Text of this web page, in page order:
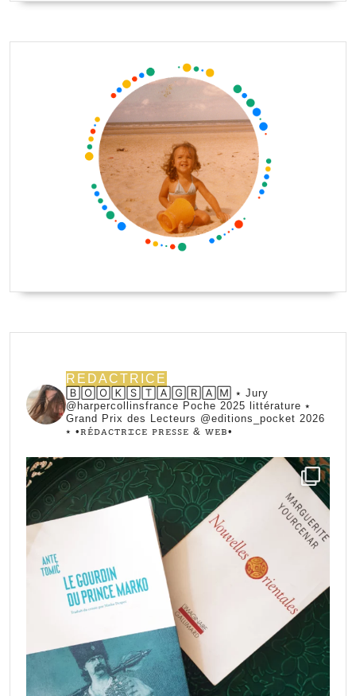
REDACTRICE
🄱🄾🄾🄺🅂🅃🄰🄶🅁🄰🄼 ⭑ Jury
@harpercollinsfrance Poche 2025 littérature ⭑
Grand Prix des Lecteurs @editions_pocket 2026
⭑ •ꭱꭼ́ꭰꭺꮯꭲꭱꮖꮯꭼ ꮲꭱꭼꮪꮪꭼ & ꮃꭼᏼ•